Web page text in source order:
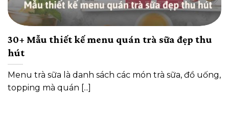
30+ Mẫu thiết kế menu quán trà sữa đẹp thu
hút
Menu trà sữa là danh sách các món trà sữa, đồ uống,
topping mà quán [...]